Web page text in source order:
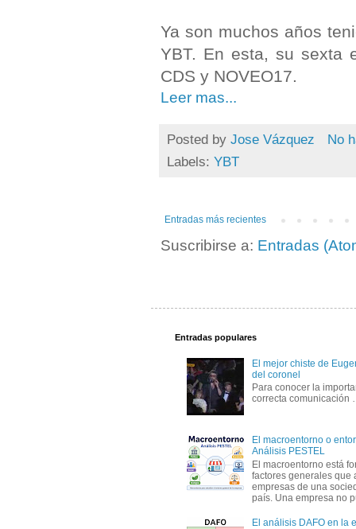
Ya son muchos años
YBT. En esta, su sexta
CDS y NOVEO17.
Leer mas...
Posted by Jose Vázquez
No
Labels: YBT
Entradas más recientes
Suscribirse a: Entradas
Entradas populares
El mejor chiste de
del coronel
Para conocer la
correcta
El macroentorno o
Análisis PESTEL
El macroentorno está
factores generales que
empresas de una
país. Una empresa no
El análisis DAFO en la